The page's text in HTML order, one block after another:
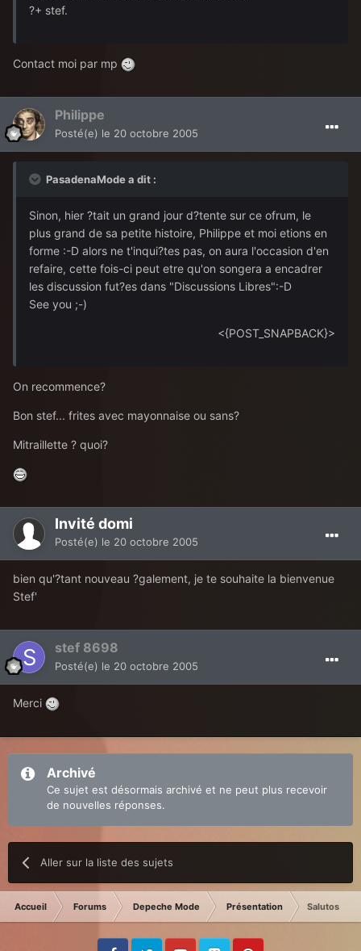
?+ stef.
Contact moi par mp
Philippe
Posté(e) le 20 octobre 2005
PasadenaMode a dit :
Sinon, hier ?tait un grand jour d?tente sur ce ofrum, le
plus grand de sa petite histoire, Philippe et moi etions en
forme :-D alors ne t'inqui?tes pas, on aura l'occasion d'en
refaire, cette fois-ci peut etre qu'on songera a encadrer
les discussion fut?es dans "Discussions Libres":-D
See you ;-)
<{POST_SNAPBACK}>
On recommence?
Bon stef... frites avec mayonnaise ou sans?
Mitraillette ? quoi?
Invité domi
Posté(e) le 20 octobre 2005
bien qu'?tant nouveau ?galement, je te souhaite la bienvenue
Stef'
stef 8698
Posté(e) le 20 octobre 2005
Merci
Archivé
Ce sujet est désormais archivé et ne peut plus recevoir
de nouvelles réponses.
Aller sur la liste des sujets
Accueil Forums Depeche Mode Présentation Salutos